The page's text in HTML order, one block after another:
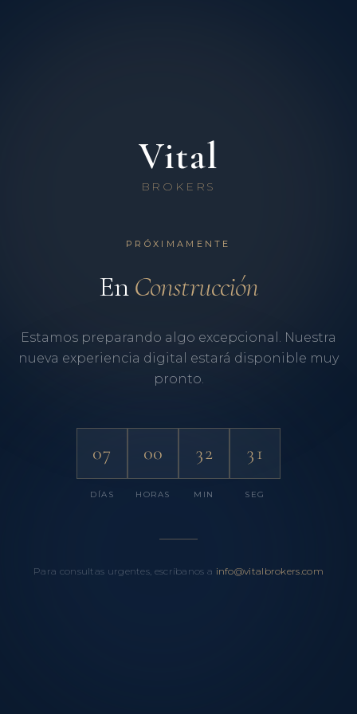
Vital
BROKERS
PRÓXIMAMENTE
EnConstrucción
Estamos preparando algo excepcional. Nuestra
nueva experiencia digital estará disponible muy
pronto.
07
DÍAS
00
HORAS
32
MIN
31
SEG
Para consultas urgentes, escríbanos a info@vitalbrokers.com